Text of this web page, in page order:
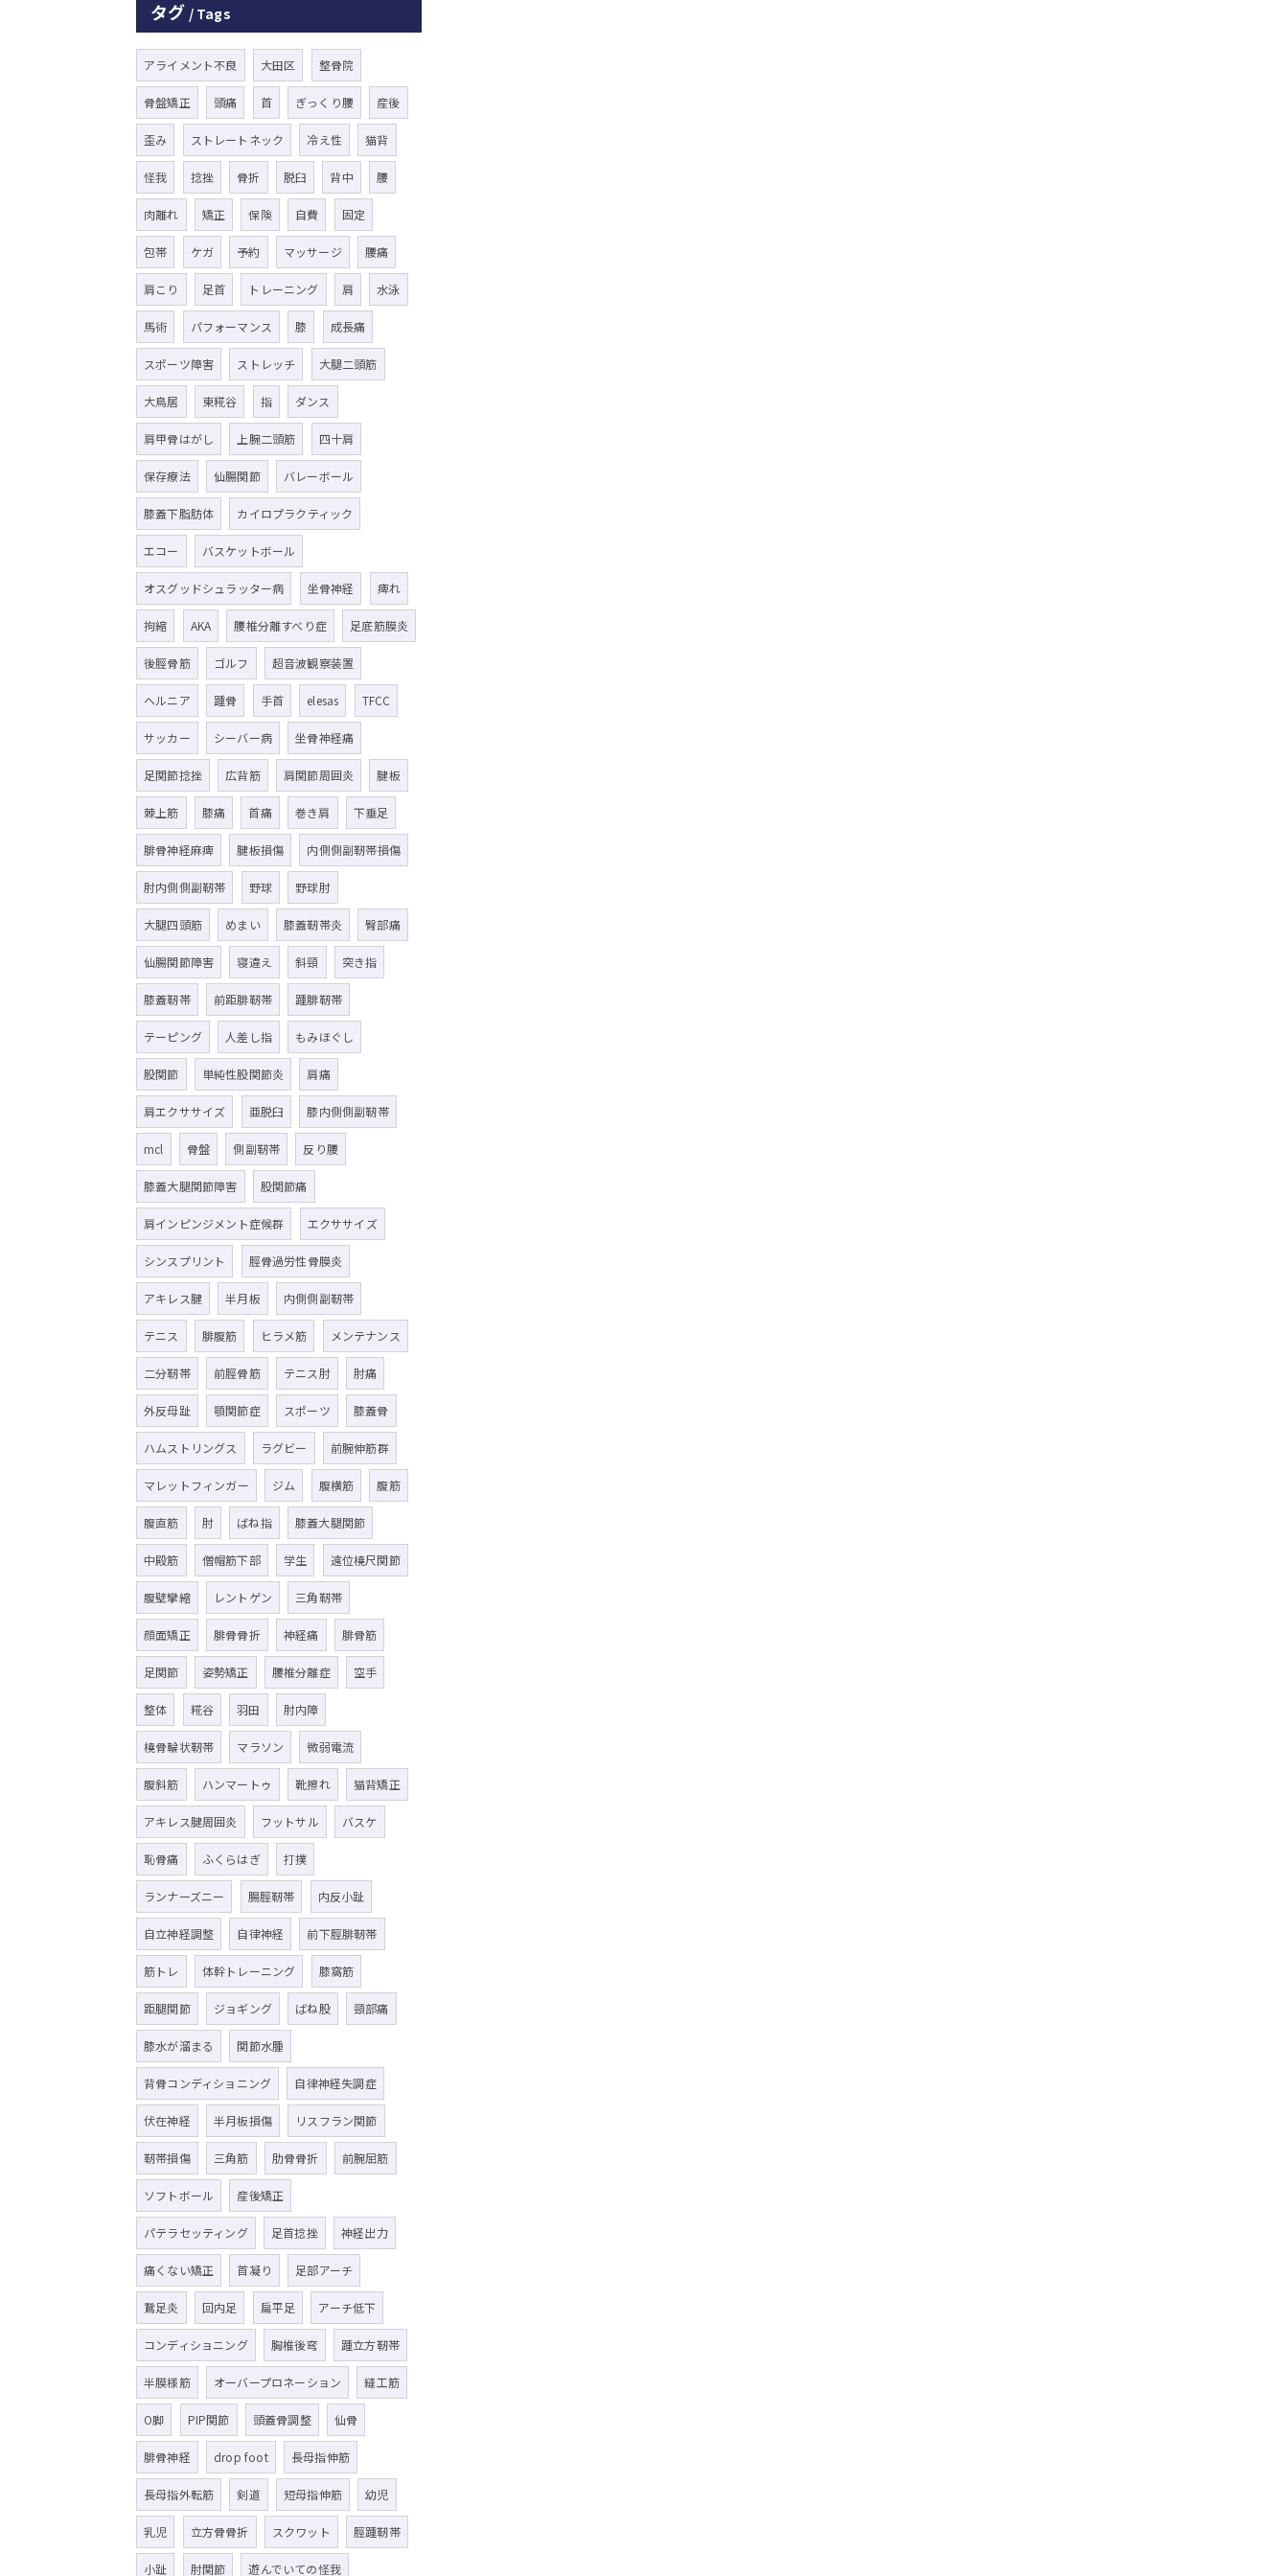
タグ Tags
アライメント不良 大田区 整骨院
骨盤矯正 頭痛 首 ぎっくり腰 産後
歪み ストレートネック 冷え性 猫背
怪我 捻挫 骨折 脱臼 背中 腰
肉離れ 矯正 保険 自費 固定
包帯 ケガ 予約 マッサージ 腰痛
肩こり 足首 トレーニング 肩 水泳
馬術 パフォーマンス 膝 成長痛
スポーツ障害 ストレッチ 大腿二頭筋
大鳥居 東糀谷 指 ダンス
肩甲骨はがし 上腕二頭筋 四十肩
保存療法 仙腸関節 バレーボール
膝蓋下脂肪体 カイロプラクティック
エコー バスケットボール
オスグッドシュラッター病 坐骨神経 痺れ
拘縮 AKA 腰椎分離すべり症 足底筋膜炎
後脛骨筋 ゴルフ 超音波観察装置
ヘルニア 踵骨 手首 elesas TFCC
サッカー シーバー病 坐骨神経痛
足関節捻挫 広背筋 肩関節周囲炎 腱板
棘上筋 膝痛 首痛 巻き肩 下垂足
腓骨神経麻痺 腱板損傷 内側側副靭帯損傷
肘内側側副靭帯 野球 野球肘
大腿四頭筋 めまい 膝蓋靭帯炎 臀部痛
仙腸関節障害 寝違え 斜頸 突き指
膝蓋靭帯 前距腓靭帯 踵腓靭帯
テーピング 人差し指 もみほぐし
股関節 単純性股関節炎 肩痛
肩エクササイズ 亜脱臼 膝内側側副靭帯
mcl 骨盤 側副靭帯 反り腰
膝蓋大腿関節障害 股関節痛
肩インピンジメント症候群 エクササイズ
シンスプリント 脛骨過労性骨膜炎
アキレス腱 半月板 内側側副靭帯
テニス 腓腹筋 ヒラメ筋 メンテナンス
二分靭帯 前脛骨筋 テニス肘 肘痛
外反母趾 顎関節症 スポーツ 膝蓋骨
ハムストリングス ラグビー 前腕伸筋群
マレットフィンガー ジム 腹横筋 腹筋
腹直筋 肘 ばね指 膝蓋大腿関節
中殿筋 僧帽筋下部 学生 遠位橈尺関節
腹壁攣縮 レントゲン 三角靭帯
顔面矯正 腓骨骨折 神経痛 腓骨筋
足関節 姿勢矯正 腰椎分離症 空手
整体 糀谷 羽田 肘内障
橈骨輪状靭帯 マラソン 微弱電流
腹斜筋 ハンマートゥ 靴擦れ 猫背矯正
アキレス腱周囲炎 フットサル バスケ
恥骨痛 ふくらはぎ 打撲
ランナーズニー 腸脛靭帯 内反小趾
自立神経調整 自律神経 前下脛腓靭帯
筋トレ 体幹トレーニング 膝窩筋
距腿関節 ジョギング ばね股 頸部痛
膝水が溜まる 関節水腫
背骨コンディショニング 自律神経失調症
伏在神経 半月板損傷 リスフラン関節
靭帯損傷 三角筋 肋骨骨折 前腕屈筋
ソフトボール 産後矯正
パテラセッティング 足首捻挫 神経出力
痛くない矯正 首凝り 足部アーチ
鵞足炎 回内足 扁平足 アーチ低下
コンディショニング 胸椎後弯 踵立方靭帯
半膜様筋 オーバープロネーション 縫工筋
O脚 PIP関節 頭蓋骨調整 仙骨
腓骨神経 drop foot 長母指伸筋
長母指外転筋 剣道 短母指伸筋 幼児
乳児 立方骨骨折 スクワット 脛踵靭帯
小趾 肘関節 遊んでいての怪我